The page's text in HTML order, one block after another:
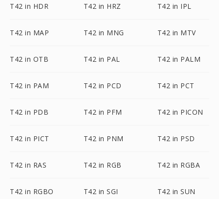
T42 in HDR T42 in HRZ T42 in IPL
T42 in MAP T42 in MNG T42 in MTV
T42 in OTB T42 in PAL T42 in PALM
T42 in PAM T42 in PCD T42 in PCT
T42 in PDB T42 in PFM T42 in PICON
T42 in PICT T42 in PNM T42 in PSD
T42 in RAS T42 in RGB T42 in RGBA
T42 in RGBO T42 in SGI T42 in SUN